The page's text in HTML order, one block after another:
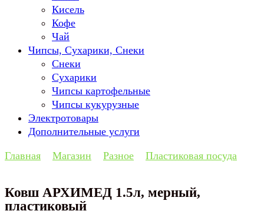
Кисель
Кофе
Чай
Чипсы, Сухарики, Снеки
Снеки
Сухарики
Чипсы картофельные
Чипсы кукурузные
Электротовары
Дополнительные услуги
Главная Магазин Разное Пластиковая посуда
Ковш АРХИМЕД 1.5л, мерный,
пластиковый